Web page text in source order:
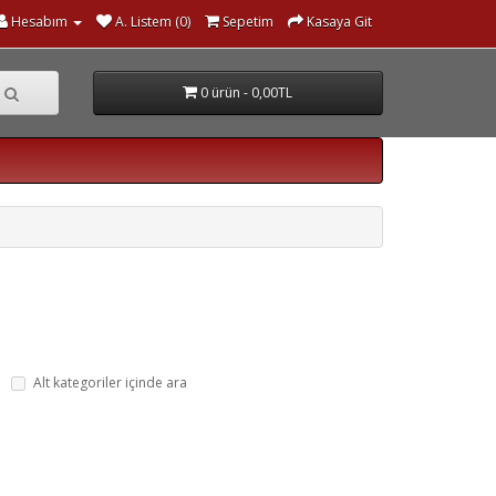
Hesabım A. Listem (0) Sepetim Kasaya Git
0 ürün - 0,00TL
Alt kategoriler içinde ara